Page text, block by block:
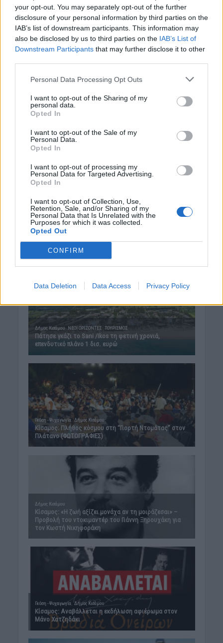
your opt-out. You may separately opt-out of the further
disclosure of your personal information by third parties on the
IAB’s list of downstream participants. This information may
also be disclosed by us to third parties on the IAB’s List of
Downstream Participants that may further disclose it to other
Personal Data Processing Opt Outs
I want to opt-out of the Sharing of my
personal data.
Opted In
I want to opt-out of the Sale of my
Personal Data.
Opted In
I want to opt-out of processing my
Personal Data for Targeted Advertising.
Opted In
I want to opt-out of Collection, Use,
Retention, Sale, and/or Sharing of my
Personal Data that Is Unrelated with the
Purposes for which it was collected.
Opted Out
CONFIRM
Data Deletion Data Access Privacy Policy
ΚΡΗΤΗ • ΜΑΤΙΕΣ ΣΤΟ ΠΑΡΕΛΘΟΝ
«Στιμαδόροι»: Οι παλιοί Κρητικοί
που μπορούσαν να εκτιμήσουν τα
6 Αυγούστου 2026 19:30